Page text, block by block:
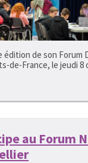
édition de son Forum
de-France, le jeudi 8
au Forum